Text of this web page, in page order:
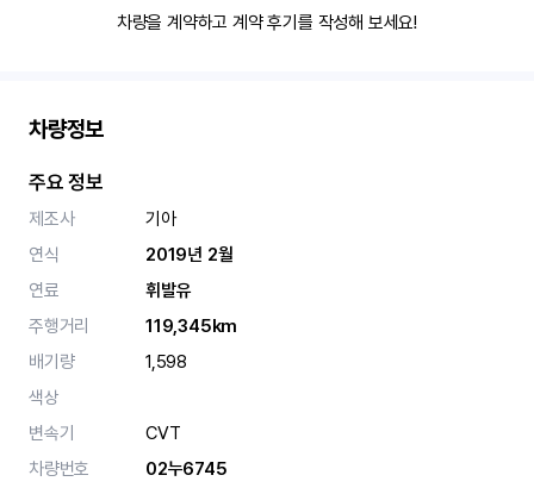
차량을 계약하고 계약 후기를 작성해 보세요!
차량정보
주요 정보
제조사
기아
연식
2019년 2월
연료
휘발유
주행거리
119,345km
배기량
1,598
색상
변속기
CVT
차량번호
02누6745